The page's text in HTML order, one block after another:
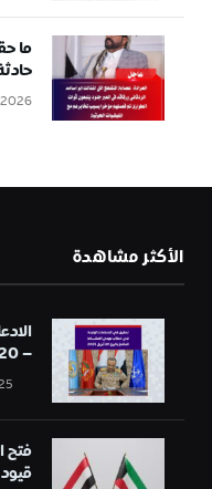
ما
الأكثر مشاهدة
– 20 أبريل 2025
فتح